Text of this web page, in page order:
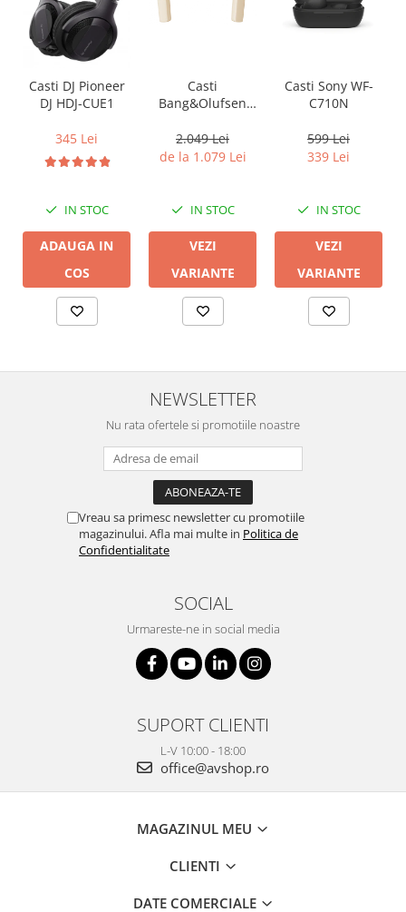
Casti DJ Pioneer
DJ HDJ-CUE1
345 Lei
IN STOC
ADAUGA IN
COS
Casti
Bang&Olufsen
2.049 Lei
de la 1.079 Lei
IN STOC
VEZI
VARIANTE
Casti Sony WF-
C710N
599 Lei
339 Lei
IN STOC
VEZI
VARIANTE
NEWSLETTER
Nu rata ofertele si promotiile noastre
Vreau sa primesc newsletter cu promotiile
magazinului. Afla mai multe in Politica de
Confidentialitate
SOCIAL
Urmareste-ne in social media
SUPORT CLIENTI
L-V 10:00 - 18:00
office@avshop.ro
MAGAZINUL MEU
CLIENTI
DATE COMERCIALE